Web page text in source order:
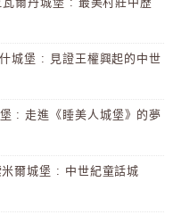
城堡 : 見證王權興起的中世
: 走進《睡美人城堡》的夢
爾城堡 : 中世紀童話城